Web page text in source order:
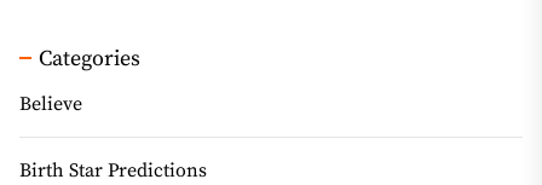
Categories
Believe
Birth Star Predictions